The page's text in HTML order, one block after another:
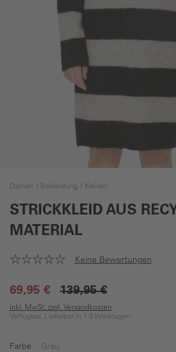
Damen Bekleidung Kleider
STRICKKLEID AUS
MATERIAL
Keine Bewertungen
69,95 € 139,95 €
inkl. MwSt. zzgl. Versandkosten
Verfügbar, Lieferbar in 1-3 Werktagen
Farbe Grau